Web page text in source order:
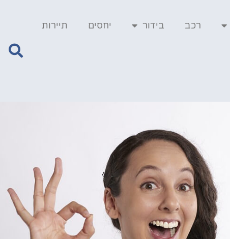
רכב בידור יחסים תיירות